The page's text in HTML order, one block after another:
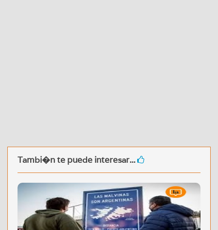
Tambi�n te puede interesar...